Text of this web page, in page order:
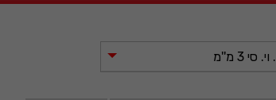
סי 3 מ''מ